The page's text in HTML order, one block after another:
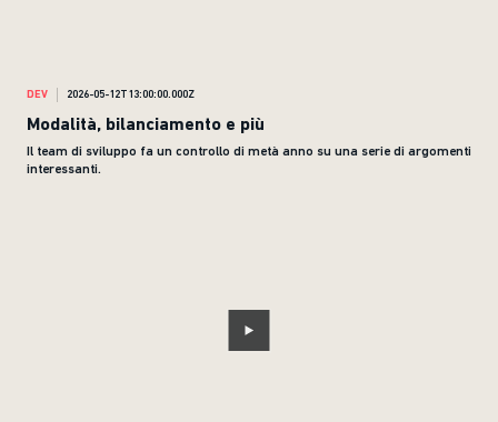
DEV 2026-05-12T13:00:00.000Z
Modalità, bilanciamento e più
Il team di sviluppo fa un controllo di metà anno su una serie di argomenti
interessanti.